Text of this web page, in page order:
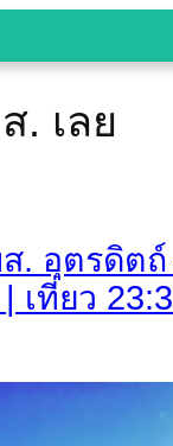
. เลย
. อุตรดิต
| เที่ยว